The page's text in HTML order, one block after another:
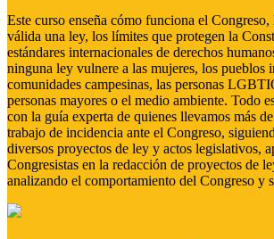
Este curso enseña cómo funciona el Congreso,
válida una ley, los límites que protegen la
estándares internacionales de derechos
ninguna ley vulnere a las mujeres, los pueblos
comunidades campesinas, las personas
personas mayores o el medio ambiente. Todo
con la guía experta de quienes llevamos más
trabajo de incidencia ante el Congreso,
diversos proyectos de ley y actos legislativos,
Congresistas en la redacción de proyectos de
analizando el comportamiento del Congreso y